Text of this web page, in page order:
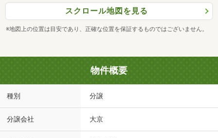
スクロール地図を見る
※地図上の位置は目安であり、正確な位置を保証するものではございません。
物件概要
種別 分譲
分譲会社 大京